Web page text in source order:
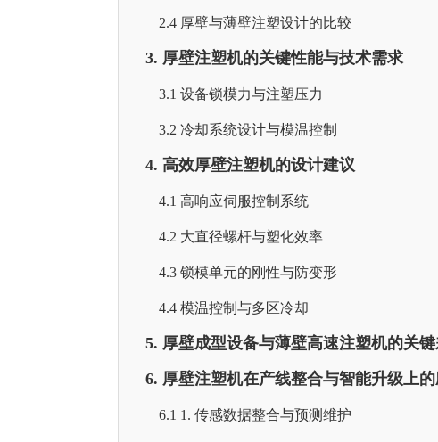
2.4 厚壁与薄壁注塑设计的比较
3. 厚壁注塑机的关键性能与技术需求
3.1 设备锁模力与注塑压力
3.2 冷却系统设计与模温控制
4. 高效厚壁注塑机的设计建议
4.1 高响应伺服控制系统
4.2 大直径螺杆与塑化效率
4.3 锁模单元的刚性与防变形
4.4 模温控制与多区冷却
5. 厚壁成型设备与薄壁高速注塑机的关
6. 厚壁注塑机在产线整合与智能升级上的
6.1 1. 传感数据整合与预测维护